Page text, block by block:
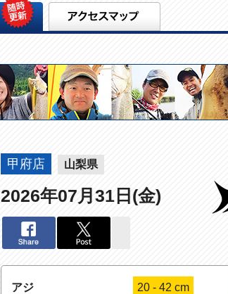
甲府店 山梨県
2026年07月31日(金)
アジ 20 - 42 cm